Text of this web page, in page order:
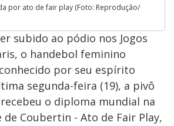
por ato de fair play (Foto: Reprodução/
subido ao pódio nos Jogos
o handebol feminino
por seu espírito
segunda-feira (19), a pivô
o diploma mundial na
Coubertin - Ato de Fair Play,